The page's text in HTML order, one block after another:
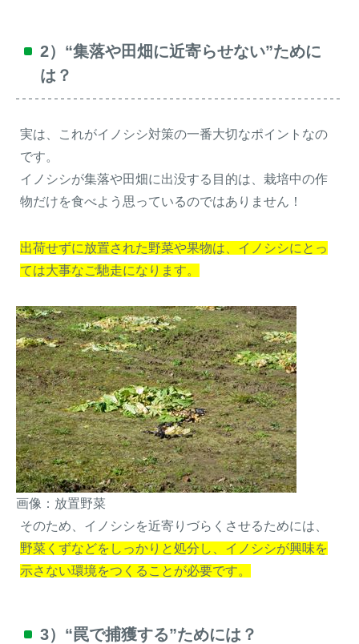
2）“集落や田畑に近寄らせない”ために
は？
実は、これがイノシシ対策の一番大切なポイントなの
です。
イノシシが集落や田畑に出没する目的は、栽培中の作
物だけを食べよう思っているのではありません！
出荷せずに放置された野菜や果物は、イノシシにとっ
ては大事なご馳走になります。
画像：放置野菜
そのため、イノシシを近寄りづらくさせるためには、
野菜くずなどをしっかりと処分し、イノシシが興味を
示さない環境をつくることが必要です。
3）“罠で捕獲する”ためには？